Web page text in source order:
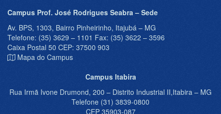
Campus Prof. José Rodrigues Seabra – Sede
Av. BPS, 1303, Bairro Pinheirinho, Itajubá – MG
Telefone: (35) 3629 – 1101 Fax: (35) 3622 – 3596
Caixa Postal 50 CEP: 37500 903
Mapa do Campus
Campus Itabira
Rua Irmã Ivone Drumond, 200 – Distrito Industrial II,Itabira – MG
Telefone (31) 3839-0800
CEP 35903-087